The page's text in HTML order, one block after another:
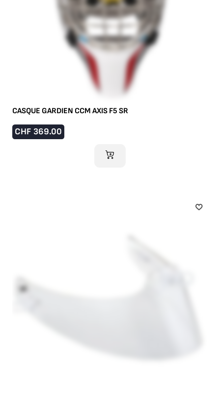
CASQUE GARDIEN CCM AXIS F5 SR
CHF 369.00
AJOUTER AU PANIER